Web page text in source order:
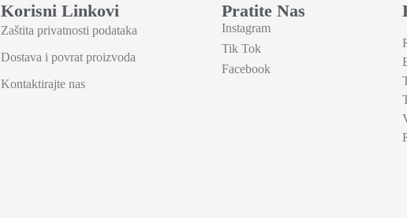
Korisni Linkovi
Zaštita privatnosti podataka
Dostava i povrat proizvoda
Kontaktirajte nas
Pratite Nas
Instagram
Tik Tok
Facebook